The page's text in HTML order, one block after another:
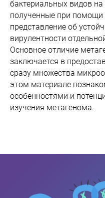
бактериальных видов
полученные при помощи
представление об
вирулентности
Основное отличие
заключается в
сразу множества
этом материале
особенностями и
изучения метагенома.